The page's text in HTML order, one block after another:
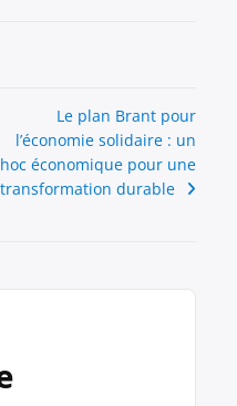
Le plan Brant pour
l’économie solidaire : un
économique pour une
transformation durable